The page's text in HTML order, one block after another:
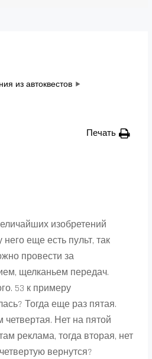
из автоквестов
Печать
изобретений
еще есть пульт, так
провести за
щелканьем передач.
53 к примеру
Тогда еще раз пятая.
Нет на пятой
реклама, тогда вторая, нет
вернутся?